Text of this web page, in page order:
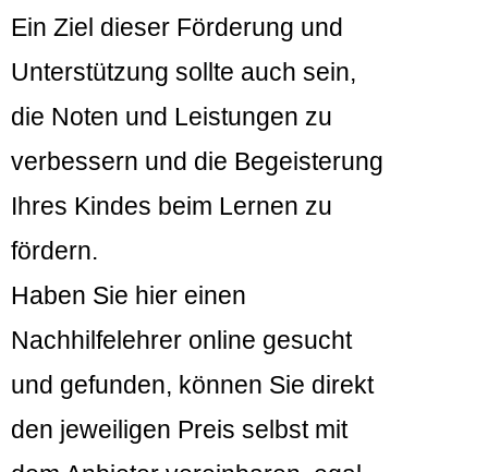
Ein Ziel dieser Förderung und
Unterstützung sollte auch sein,
die Noten und Leistungen zu
verbessern und die Begeisterung
Ihres Kindes beim Lernen zu
fördern.
Haben Sie hier einen
Nachhilfelehrer online gesucht
und gefunden, können Sie direkt
den jeweiligen Preis selbst mit